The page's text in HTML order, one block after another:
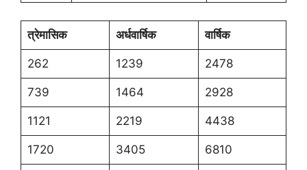
त्रेमासिक अर्धवार्षिक वार्षिक
262 1239 2478
739 1464 2928
1121 2219 4438
1720 3405 6810